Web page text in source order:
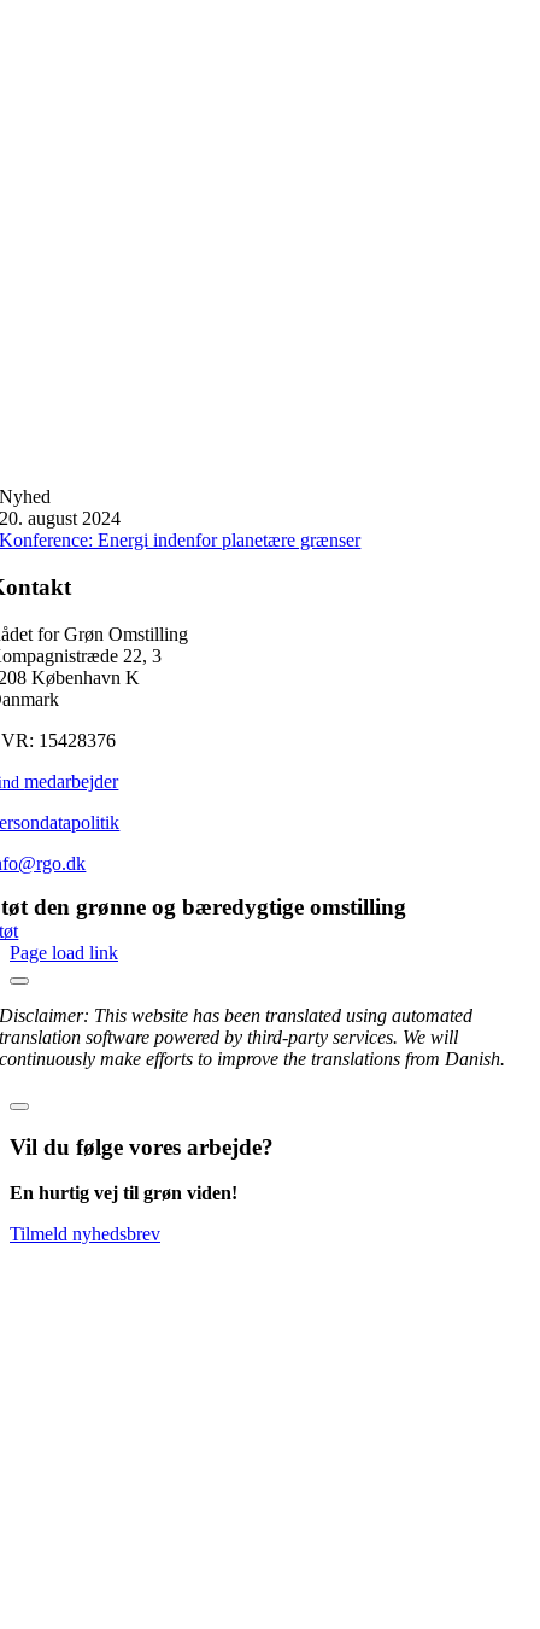
Nyhed
20. august 2024
Konference: Energi indenfor planetære grænser
for Grøn Omstilling
22, 3
København K
15428376
medarbejder
den grønne og bæredygtige omstilling
Page load link
Disclaimer: This website has been translated using automated
translation software powered by third-party services. We will
continuously make efforts to improve the translations from Danish.
Vil du følge vores arbejde?
En hurtig vej til grøn viden!
Tilmeld nyhedsbrev